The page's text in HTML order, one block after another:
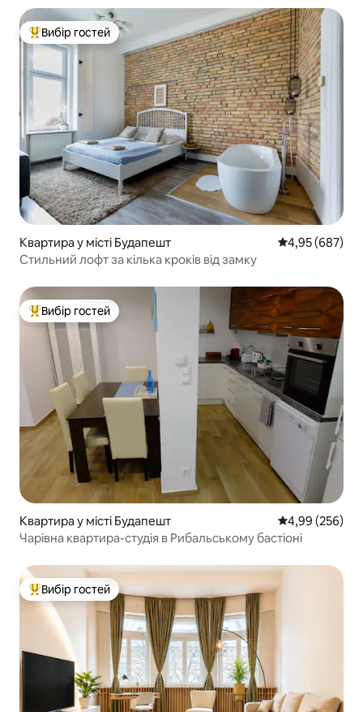
Топ вибір гостей
Вибір гостей
Квартира у місті Будапешт Середня
4,95 (687)
Стильний лофт за кілька кроків від замку
Топ вибір гостей
Вибір гостей
Квартира у місті Будапешт Середня
4,99 (256)
Чарівна квартира-студія в Рибальському бастіоні
Топ вибір гостей
Вибір гостей